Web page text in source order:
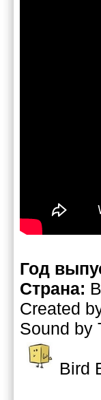
Год
Страна:
Created
Sound by
Bird